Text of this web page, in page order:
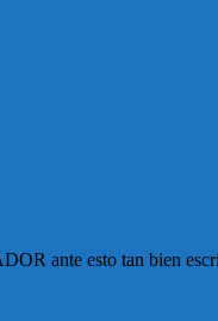
ante esto tan bien